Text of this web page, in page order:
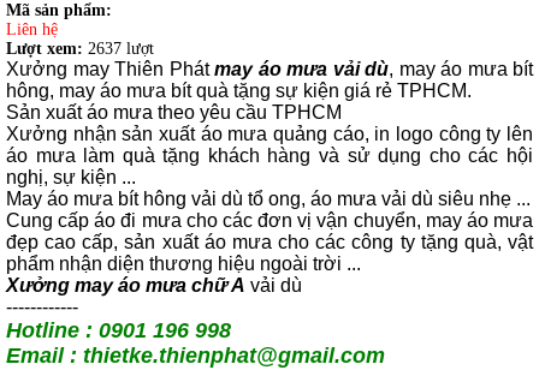
Mã sản phẩm:
Liên hệ
Lượt xem: 2637 lượt
Xưởng may Thiên Phátmay áo mưa vải dù, may áo mưa bít
hông, may áo mưa bít quà tặng sự kiện giá rẻ TPHCM.
Sản xuất áo mưa theo yêu cầu TPHCM
Xưởng nhận sản xuất áo mưa quảng cáo, in logo công ty lên
áo mưa làm quà tặng khách hàng và sử dụng cho các hội
nghị, sự kiện ...
May áo mưa bít hông vải dù tổ ong, áo mưa vải dù siêu nhẹ ...
Cung cấp áo đi mưa cho các đơn vị vận chuyển, may áo mưa
đẹp cao cấp, sản xuất áo mưa cho các công ty tặng quà, vật
phẩm nhận diện thương hiệu ngoài trời ...
Xưởng may áo mưa chữ A vải dù
------------
Hotline : 0901 196 998
Email : thietke.thienphat@gmail.com